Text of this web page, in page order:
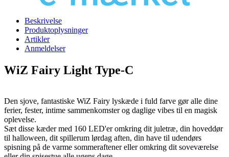
Beskrivelse
Produktoplysninger
Artikler
Anmeldelser
WiZ Fairy Light Type-C
Den sjove, fantastiske WiZ Fairy lyskæde i fuld farve gør alle dine
ferier, fester, intime sammenkomster og daglige vibes til en magisk
oplevelse.
Sæt disse kæder med 160 LED'er omkring dit juletræ, din hoveddør
til halloween, dit spillerum lørdag aften, din have til udendørs
spisning på de varme sommeraftener eller omkring dit soveværelse